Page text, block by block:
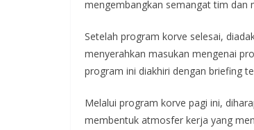
mengembangkan semangat tim dan
Setelah program korve selesai,
menyerahkan masukan mengenai
program ini diakhiri dengan briefing
Melalui program korve pagi ini,
membentuk atmosfer kerja yang